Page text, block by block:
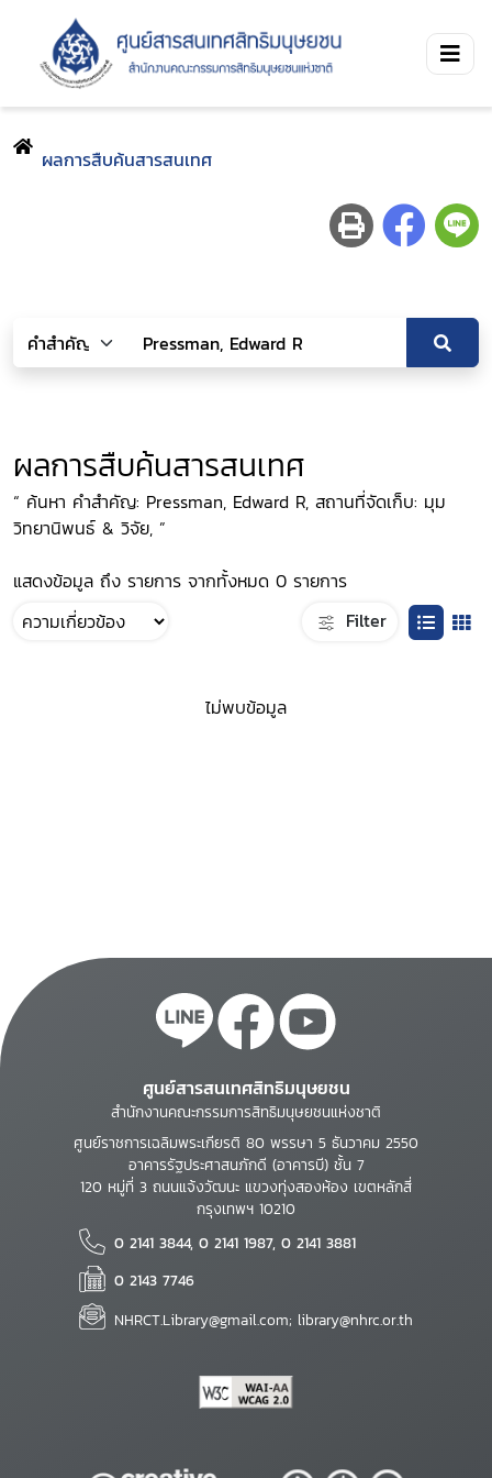
ผลการสืบค้นสารสนเทศ
ผลการสืบค้นสารสนเทศ
“ ค้นหา คำสำคัญ: Pressman, Edward R, สถานที่จัดเก็บ: มุม
วิทยานิพนธ์ & วิจัย, ”
แสดงข้อมูล ถึง รายการ จากทั้งหมด 0 รายการ
Filter
ไม่พบข้อมูล
ศูนย์สารสนเทศสิทธิมนุษยชน
สำนักงานคณะกรรมการสิทธิมนุษยชนแห่งชาติ
ศูนย์ราชการเฉลิมพระเกียรติ 80 พรรษา 5 ธันวาคม 2550
อาคารรัฐประศาสนภักดี (อาคารบี) ชั้น 7
120 หมู่ที่ 3 ถนนแจ้งวัฒนะ แขวงทุ่งสองห้อง เขตหลักสี่
กรุงเทพฯ 10210
0 2141 3844, 0 2141 1987, 0 2141 3881
0 2143 7746
NHRCT.Library@gmail.com; library@nhrc.or.th